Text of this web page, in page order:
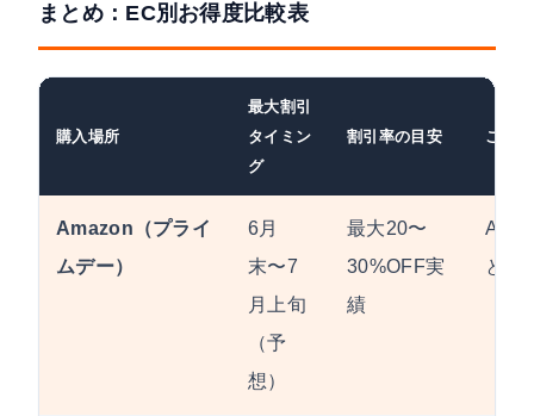
まとめ：EC別お得度比較表
購入場所
最大割引
タイミン
グ
割引率の目安 こん
Amazon（プライ
ムデー）
6月
末〜7
月上旬
（予
想）
最大20〜
30%OFF実
績
とに